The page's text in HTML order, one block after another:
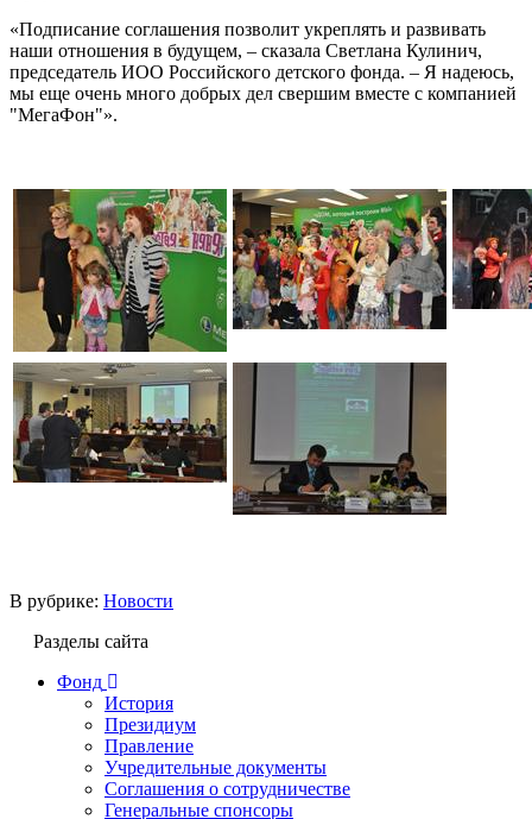
«Подписание соглашения позволит укреплять и развивать
наши отношения в будущем, – сказала Светлана Кулинич,
председатель ИОО Российского детского фонда. – Я надеюсь,
мы еще очень много добрых дел свершим вместе с компанией
"МегаФон"».
В рубрике: Новости
Разделы сайта
Фонд
История
Президиум
Правление
Учредительные документы
Соглашения о сотрудничестве
Генеральные спонсоры